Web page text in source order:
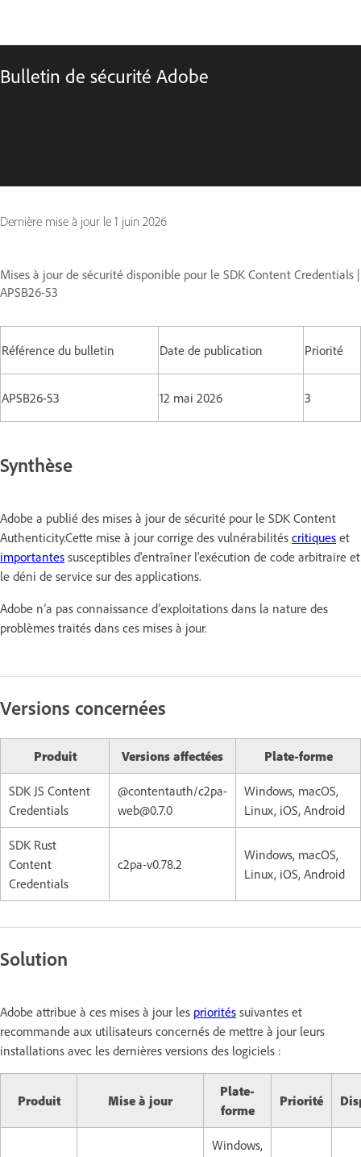
Bulletin de sécurité Adobe
Dernière mise à jour le 1 juin 2026
Mises à jour de sécurité disponible pour le SDK Content Credentials |
APSB26-53
Référence du bulletin Date de publication Priorité
APSB26-53 12 mai 2026 3
Synthèse
Adobe a publié des mises à jour de sécurité pour le SDK Content
Authenticity.Cette mise à jour corrige des vulnérabilités critiques et
importantes susceptibles d'entraîner l'exécution de code arbitraire et
le déni de service sur des applications.
Adobe n’a pas connaissance d’exploitations dans la nature des
problèmes traités dans ces mises à jour.
Versions concernées
Produit Versions affectées Plate-forme
SDK JS Content
Credentials
@contentauth/c2pa-
web@0.7.0
Windows, macOS,
Linux, iOS, Android
SDK Rust
Content
Credentials
c2pa-v0.78.2
Windows, macOS,
Linux, iOS, Android
Solution
Adobe attribue à ces mises à jour les priorités suivantes et
recommande aux utilisateurs concernés de mettre à jour leurs
installations avec les dernières versions des logiciels :
Produit Mise à jour
Plate-
forme
Priorité
Windows,